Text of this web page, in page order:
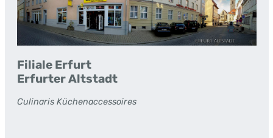
Filiale Erfurt
Erfurter Altstadt
Culinaris Küchenaccessoires